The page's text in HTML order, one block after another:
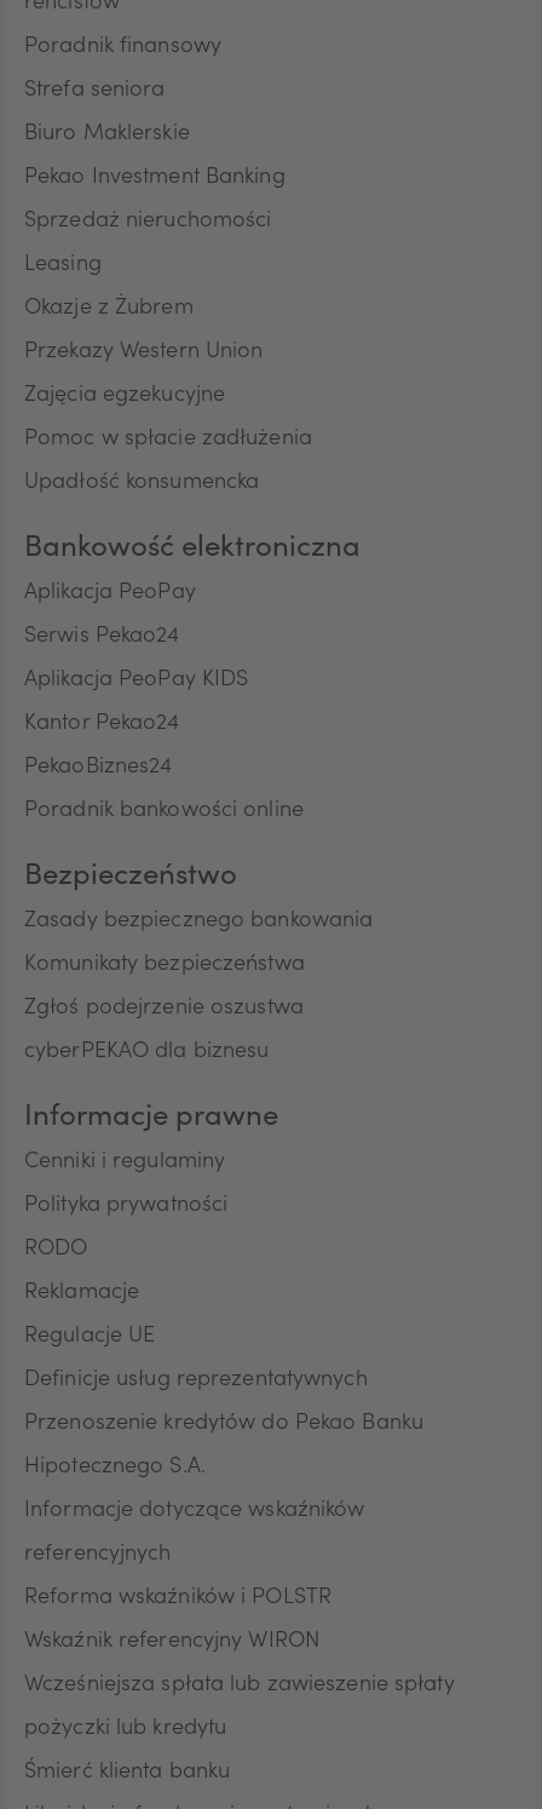
SEK
ILS
ZAR
Poradnik finansowy
Strefa seniora
Biuro Maklerskie
Pekao Investment Banking
Sprzedaż nieruchomości
Leasing
Okazje z Żubrem
Przekazy Western Union
Zajęcia egzekucyjne
Pomoc w spłacie zadłużenia
Upadłość konsumencka
Bankowość elektroniczna
Aplikacja PeoPay
Serwis Pekao24
Aplikacja PeoPay KIDS
Kantor Pekao24
PekaoBiznes24
Poradnik bankowości online
Bezpieczeństwo
Zasady bezpiecznego bankowania
Komunikaty bezpieczeństwa
Zgłoś podejrzenie oszustwa
cyberPEKAO dla biznesu
Informacje prawne
Cenniki i regulaminy
Polityka prywatności
RODO
Reklamacje
Regulacje UE
Definicje usług reprezentatywnych
Przenoszenie kredytów do Pekao Banku
Hipotecznego S.A.
Informacje dotyczące wskaźników
referencyjnych
Reforma wskaźników i POLSTR
Wskaźnik referencyjny WIRON
Wcześniejsza spłata lub zawieszenie spłaty
pożyczki lub kredytu
Śmierć klienta banku